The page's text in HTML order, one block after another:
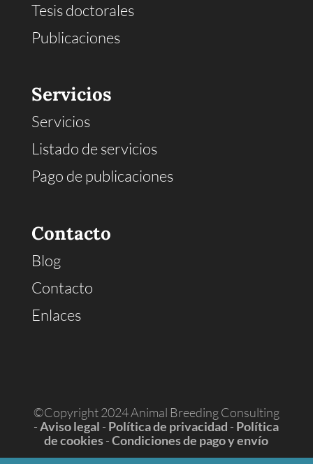
Tesis doctorales
Publicaciones
Servicios
Servicios
Listado de servicios
Pago de publicaciones
Contacto
Blog
Contacto
Enlaces
©Copyright 2024 Animal Breeding Consulting
-Aviso legal - Política de privacidad - Política
de cookies-Condiciones de pago y envío